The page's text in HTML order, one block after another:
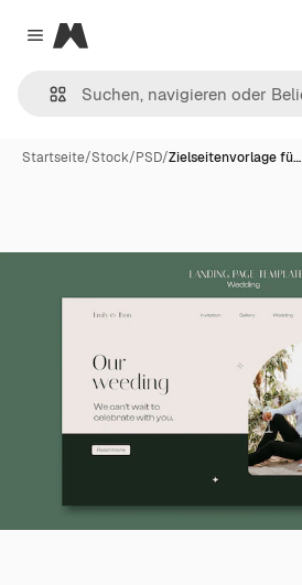
Close menu
Magnific
Startseite/Stock/PSD/Zielseitenvorlage fü…